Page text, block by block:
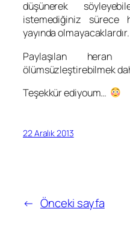
düşünerek
istemediğiniz
yayında olmayacaklardır.
Paylaşılan
ölümsüzleştirebilmek
Teşekkür ediyoum…
22 Aralık 2013
← Önceki sayfa